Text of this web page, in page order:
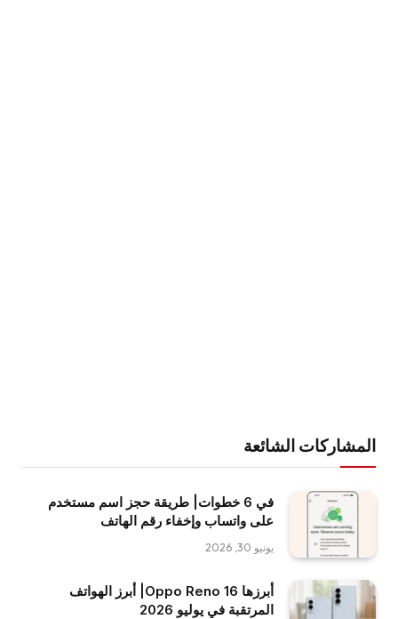
المشاركات الشائعة
في 6 خطوات| طريقة حجز اسم مستخدم
على واتساب وإخفاء رقم الهاتف
يونيو 30, 2026
أبرزها Oppo Reno 16| أبرز الهواتف
المرتقبة في يوليو 2026